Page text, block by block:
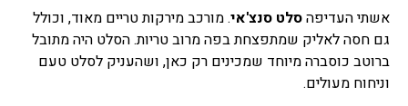
אשתי העדיפהסלט סנצ'אי. מורכב מירקות טריים מאוד, וכולל
גם חסה לאליק שמתפצחת בפה מרוב טריות. הסלט היה מתובל
ברוטב כוסברה מיוחד שמכינים רק כאן, ושהעניק לסלט טעם
וניחוח מעולים.